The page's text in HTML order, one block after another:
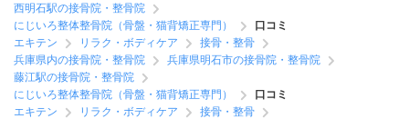
西明石駅の接骨院・整骨院
にじいろ整体整骨院（骨盤・猫背矯正専門）
口コミ
エキテン
リラク・ボディケア
接骨・整骨
兵庫県内の接骨院・整骨院
兵庫県明石市の接骨院・整骨院
藤江駅の接骨院・整骨院
にじいろ整体整骨院（骨盤・猫背矯正専門）
口コミ
エキテン
リラク・ボディケア
接骨・整骨